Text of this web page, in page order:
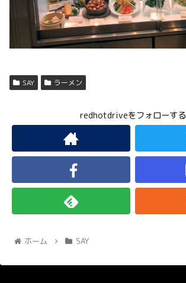
SAY ラーメン
redhotdriveをフォローする
ホーム SAY